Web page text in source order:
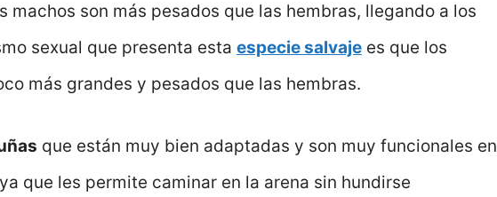
machos son más pesados que las hembras, llegando a los
sexual que presenta esta especie salvaje es que los
más grandes y pesados que las hembras.
que están muy bien adaptadas y son muy funcionales en
que les permite caminar en la arena sin hundirse